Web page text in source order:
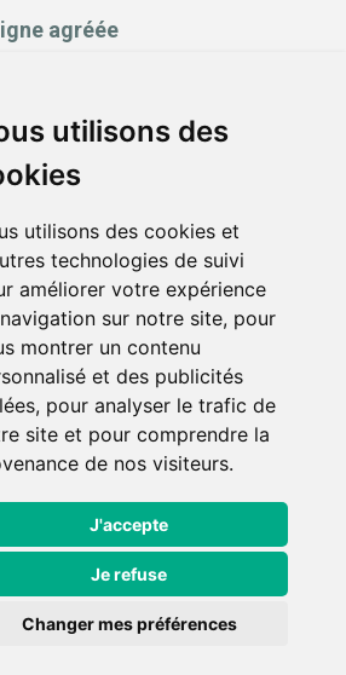
utilisons des
utilisons des cookies et
technologies de suivi
améliorer votre expérience
sur notre site, pour
montrer un contenu
et des publicités
pour analyser le trafic de
site et pour comprendre la
de nos visiteurs.
J'accepte
Je refuse
Changer mes préférences
agréée
- Click & Collect
| Déclarer un effet indésirable
générales - CGV
Données personnelles
Préférences Cookies